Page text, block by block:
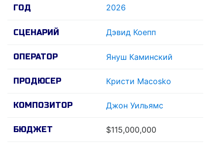
ГОД 2026
СЦЕНАРИЙ Дэвид Коепп
ОПЕРАТОР Януш Каминский
ПРОДЮСЕР Кристи Macosko
КОМПОЗИТОР Джон Уильямс
БЮДЖЕТ $115,000,000